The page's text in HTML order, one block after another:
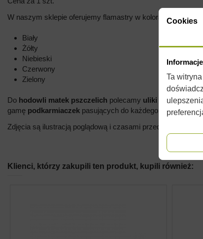
W naszym sklepie oferujemy flamastry w kolorach:
Biały
Żółty
Niebieski
Czerwony
Zielony
Do hodowli matek pszczelich polecamy uliki weselne. W
gamę podkarmiaczek pasujących do każdego ula .
Zdjęcia są ilustracją poglądową i czasami przedmioty
Klienci, którzy zakupili ten produkt, kupili również:
Cookies
Ta